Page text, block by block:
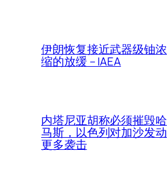
伊朗恢复接近武器级铀浓
缩的放缓 – IAEA
内塔尼亚胡称必须摧毁哈
马斯，以色列对加沙发动
更多袭击